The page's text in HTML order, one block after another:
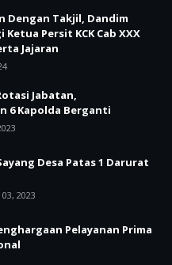
Dengan Takjil, Dandim
Persit KCK Cab XXX
Jajaran
Jabatan,
6 Kapolda Berganti
Desa Patas 1 Darurat
2023
Pelayanan Prima